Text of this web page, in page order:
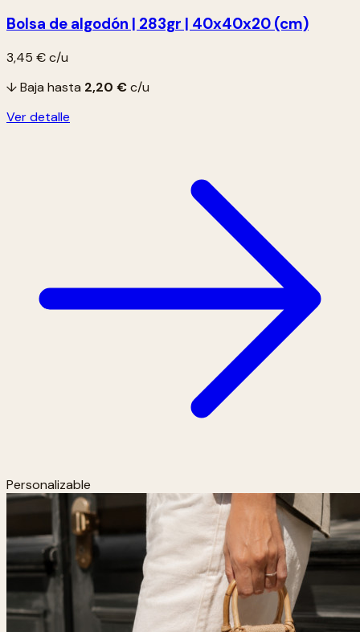
Bolsa de algodón | 283gr | 40x40x20 (cm)
3,45 €c/u
↓ Baja hasta 2,20 €c/u
Ver detalle
Personalizable